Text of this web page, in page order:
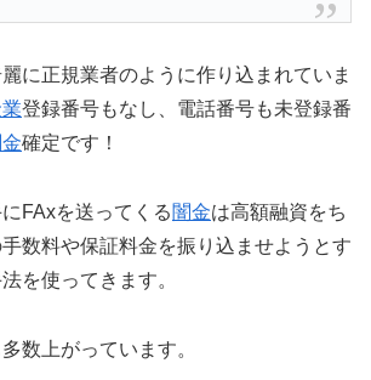
に正規業者のように作り込まれていま
登録番号もなし、電話番号も未登録番
確定です！
FAxを送ってくる闇金は高額融資をち
数料や保証料金を振り込ませようとす
を使ってきます。
数上がっています。